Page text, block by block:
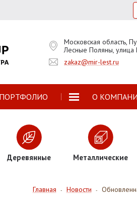
Московская область,
Лесные Поляны, улица
zakaz@mir-lest.ru
ПОРТФОЛИО О
Деревянные Металлические
Главная - Новости -